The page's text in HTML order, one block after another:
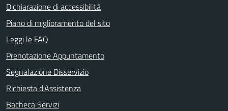
Dichiarazione di accessibilità
Piano di miglioramento del sito
Leggi le FAQ
Prenotazione Appuntamento
Segnalazione Disservizio
Richiesta d'Assistenza
Bacheca Servizi